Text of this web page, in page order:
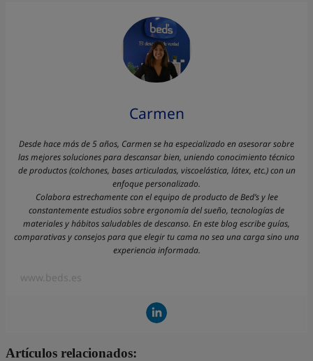
Carmen
Desde hace más de 5 años, Carmen se ha especializado en asesorar sobre
las mejores soluciones para descansar bien, uniendo conocimiento técnico
de productos (colchones, bases articuladas, viscoelástica, látex, etc.) con un
enfoque personalizado.
Colabora estrechamente con el equipo de producto de Bed’s y lee
constantemente estudios sobre ergonomía del sueño, tecnologías de
materiales y hábitos saludables de descanso. En este blog escribe guías,
comparativas y consejos para que elegir tu cama no sea una carga sino una
experiencia informada.
www.beds.es
Artículos relacionados: